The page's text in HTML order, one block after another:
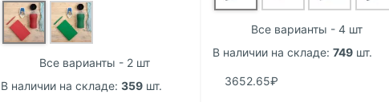
Все варианты - 2 шт
В наличии на складе: 359 шт.
Все варианты - 4 шт
В наличии на складе: 749 шт.
3652.65₽